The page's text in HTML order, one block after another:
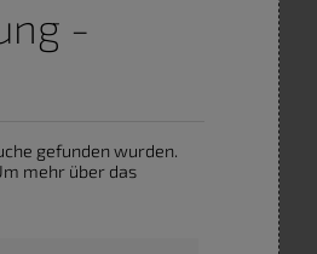
-
gefunden wurden.
mehr über das